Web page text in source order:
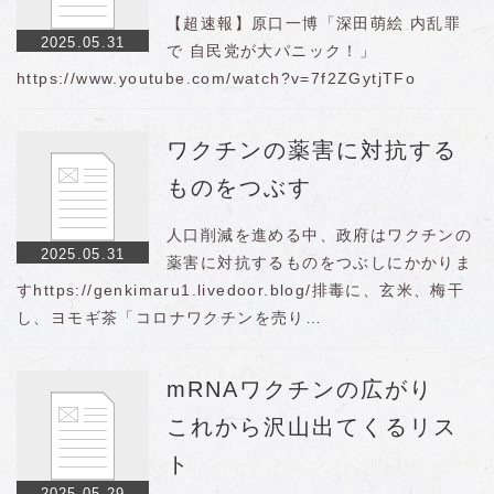
2025.05.31
【超速報】原口一博「深田萌絵 内乱罪
で 自民党が大パニック！」
https://www.youtube.com/watch?v=7f2ZGytjTFo
2025.05.31
ワクチンの薬害に対抗する
ものをつぶす
人口削減を進める中、政府はワクチンの
薬害に対抗するものをつぶしにかかりま
すhttps://genkimaru1.livedoor.blog/排毒に、玄米、梅干
し、ヨモギ茶「コロナワクチンを売り…
mRNAワクチンの広がり
これから沢山出てくるリス
ト